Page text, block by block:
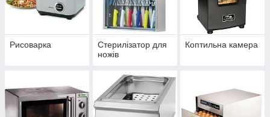
Рисоварка
Стерилізатор для
ножів
Коптильна камера